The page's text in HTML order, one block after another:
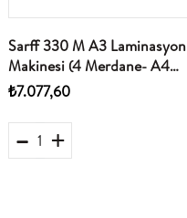
Sarff 330 M A3 Laminasyon
Makinesi (4 Merdane- A4
250gr-Isınma 3dk)
₺7.077,60